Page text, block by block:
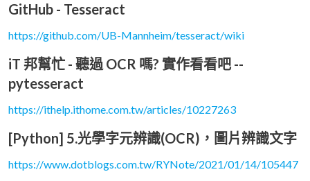
GitHub - Tesseract
https://github.com/UB-Mannheim/tesseract/wiki
iT 邦幫忙 - 聽過 OCR 嗎? 實作看看吧 --
pytesseract
https://ithelp.ithome.com.tw/articles/10227263
[Python] 5.光學字元辨識(OCR)，圖片辨識文字
https://www.dotblogs.com.tw/RYNote/2021/01/14/105447